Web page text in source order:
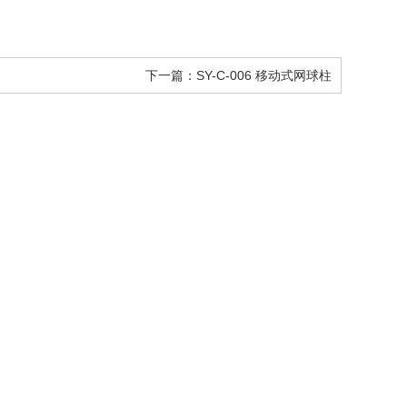
下一篇：SY-C-006 移动式网球柱